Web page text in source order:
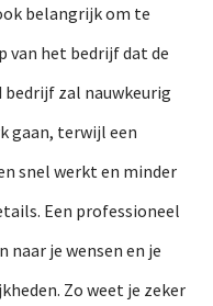
belangrijk om te
van het bedrijf dat de
zal nauwkeurig
gaan, terwijl een
snel werkt en minder
Een professioneel
je wensen en je
Zo weet je zeker